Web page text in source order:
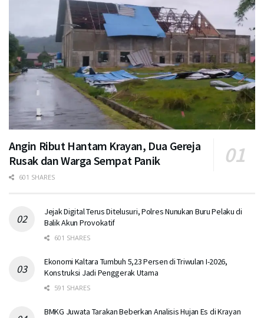
Angin Ribut Hantam Krayan, Dua Gereja
Rusak dan Warga Sempat Panik
601 SHARES
Jejak Digital Terus Ditelusuri, Polres Nunukan Buru Pelaku di
Balik Akun Provokatif
601 SHARES
Ekonomi Kaltara Tumbuh 5,23 Persen di Triwulan I-2026,
Konstruksi Jadi Penggerak Utama
591 SHARES
BMKG Juwata Tarakan Beberkan Analisis Hujan Es di Krayan